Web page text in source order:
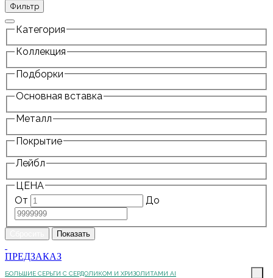
Фильтр
Категория
Коллекция
Подборки
Основная вставка
Металл
Покрытие
Лейбл
ЦЕНА
От
До
ПРЕДЗАКАЗ
БОЛЬШИЕ СЕРЬГИ С СЕРДОЛИКОМ И ХРИЗОЛИТАМИ AI